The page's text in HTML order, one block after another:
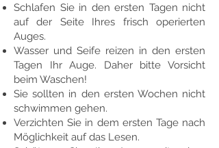
Schlafen Sie in den ersten Tagen nicht
auf der Seite Ihres frisch operierten
Auges.
Wasser und Seife reizen in den ersten
Tagen Ihr Auge. Daher bitte Vorsicht
beim Waschen!
Sie sollten in den ersten Wochen nicht
schwimmen gehen.
Verzichten Sie in dem ersten Tage nach
Möglichkeit auf das Lesen.